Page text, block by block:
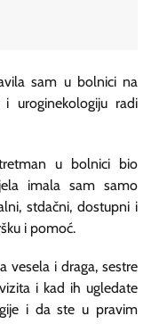
sam u bolnici na
uroginekologiju radi
u bolnici bio
imala sam samo
stdačni, dostupni i
i pomoć.
vesela i draga, sestre
i kad ih ugledate
i da ste u pravim